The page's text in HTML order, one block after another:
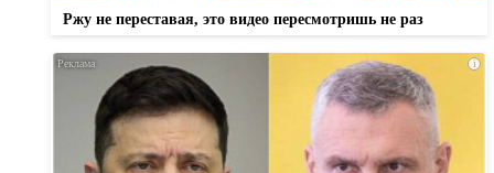
Ржу не переставая, это видео пересмотришь не раз
i